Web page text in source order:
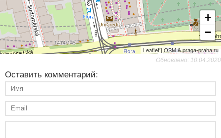
+
−
Leaflet | OSM & praga-praha.ru
Обновлено: 10.04.2020
Оставить комментарий: